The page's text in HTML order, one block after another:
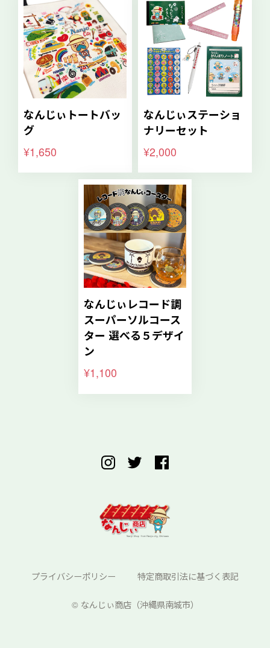
なんじぃトートバッ
グ
¥1,650
なんじぃステーショ
ナリーセット
¥2,000
なんじぃレコード調
スーパーソルコース
ター 選べる５デザイ
ン
¥1,100
プライバシーポリシー 特定商取引法に基づく表記
©︎ なんじぃ商店（沖縄県南城市）